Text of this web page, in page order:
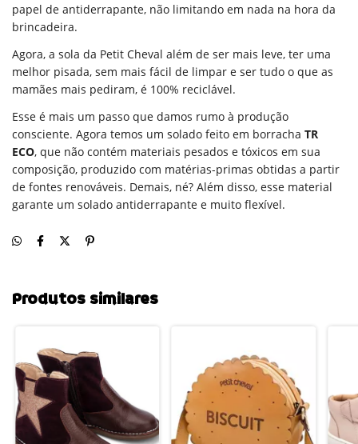
papel de antiderrapante, não limitando em nada na hora da
brincadeira.
Agora, a sola da Petit Cheval além de ser mais leve, ter uma
melhor pisada, sem mais fácil de limpar e ser tudo o que as
mamães mais pediram, é 100% reciclável.
Esse é mais um passo que damos rumo à produção
consciente. Agora temos um solado feito em borracha TR
ECO, que não contém materiais pesados e tóxicos em sua
composição, produzido com matérias-primas obtidas a partir
de fontes renováveis. Demais, né? Além disso, esse material
garante um solado antiderrapante e muito flexível.
Produtos similares